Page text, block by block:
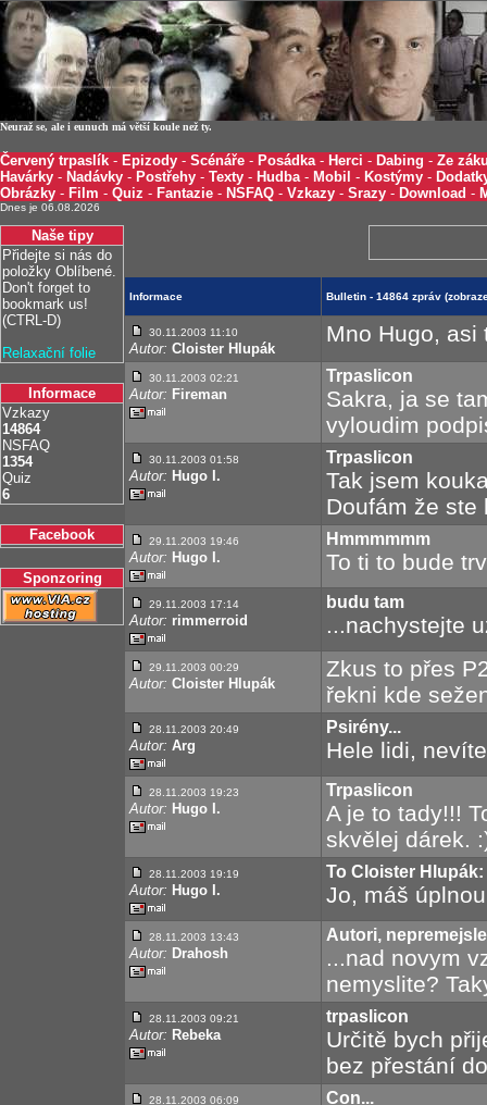
Neuraž se, ale i eunuch má větší koule než ty.
Červený trpaslík - Epizody - Scénáře - Posádka- Herci - Dabing - Ze
Havárky - Nadávky - Postřehy - Texty - Hudba- Mobil - Kostýmy -
Obrázky - Film - Quiz - Fantazie - NSFAQ - Vzkazy - Srazy - Download -
Dnes je 06.08.2026
Naše tipy
Přidejte si nás do
položky Oblíbené.
Don't forget to
bookmark us!
(CTRL-D)
Relaxační folie
Informace
Vzkazy
14864
NSFAQ
1354
Quiz
6
Facebook
Sponzoring
Informace Bulletin - 14864 zpráv
30.11.2003 11:10
Autor: Cloister Hlupák
Mno Hugo, asi
30.11.2003 02:21
Autor: Fireman
Trpaslicon
Sakra, ja se
vyloudim
30.11.2003 01:58
Autor: Hugo I.
Trpaslicon
Tak jsem
Doufám že
29.11.2003 19:46
Autor: Hugo I.
Hmmmmmm
To ti to bude
29.11.2003 17:14
Autor: rimmerroid
budu tam
...nachystejte
29.11.2003 00:29
Autor: Cloister Hlupák
Zkus to přes
řekni kde
28.11.2003 20:49
Autor: Arg
Psirény...
Hele lidi,
28.11.2003 19:23
Autor: Hugo I.
Trpaslicon
A je to tady!!!
skvělej dárek.
28.11.2003 19:19
Autor: Hugo I.
To Cloister Hlupák:
Jo, máš
28.11.2003 13:43
Autor: Drahosh
Autori,
...nad novym
nemyslite?
28.11.2003 09:21
Autor: Rebeka
trpaslicon
Určitě bych
bez přestání
28.11.2003 06:09 Con...